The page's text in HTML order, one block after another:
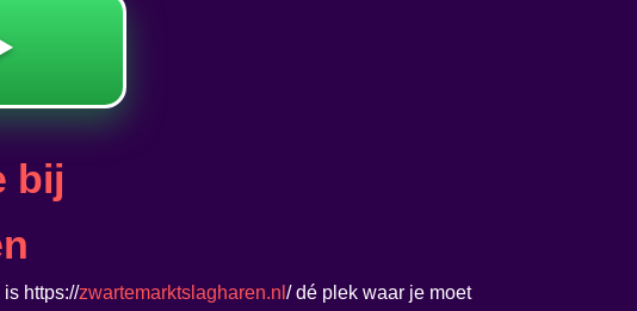
bij
https://zwartemarktslagharen.nl / dé plek waar je moet